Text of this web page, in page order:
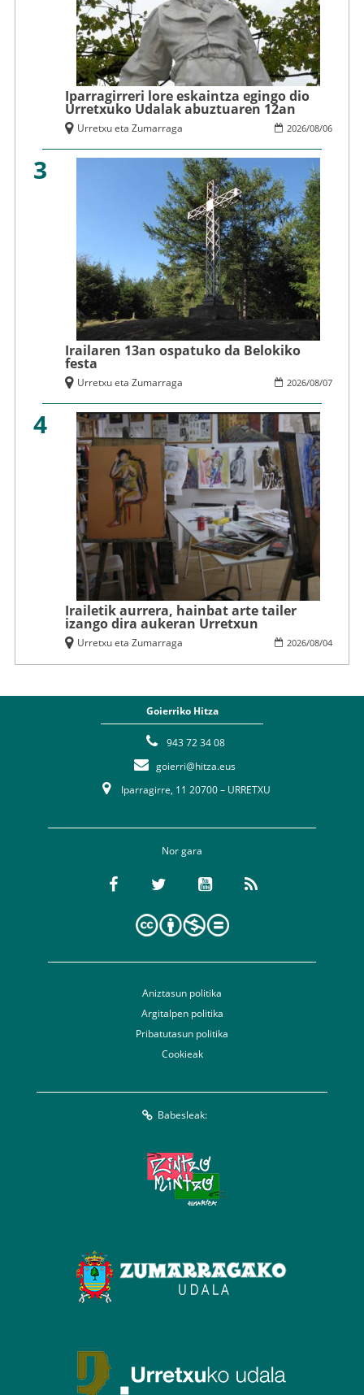
Iparragirreri lore eskaintza egingo dio
Urretxuko Udalak abuztuaren 12an
2026/08/06
Urretxu eta Zumarraga
3
Irailaren 13an ospatuko da Belokiko
festa
2026/08/07
Urretxu eta Zumarraga
4
Irailetik aurrera, hainbat arte tailer
izango dira aukeran Urretxun
2026/08/04
Urretxu eta Zumarraga
Goierriko Hitza
943 72 34 08
goierri@hitza.eus
Iparragirre, 11 20700 – URRETXU
Nor gara
Aniztasun politika
Argitalpen politika
Pribatutasun politika
Cookieak
Babesleak: